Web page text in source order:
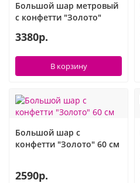
День Святого Валентина
Новый год
Принцессы
Свинка Пеппа
Синий трактор
Смешарики и малышарики
Большой шар метровый
с конфетти "Золото"
3380р.
В корзину
Большой шар с
конфетти "Золото" 60 см
2590р.